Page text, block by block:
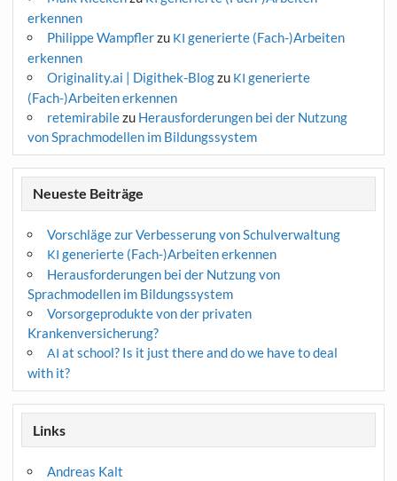
erkennen
Philippe Wampflerzu KI generierte (Fach-)Arbeiten
erkennen
Originality.ai | Digithek-Blogzu KI generierte
(Fach-)Arbeiten erkennen
retemirabilezu Herausforderungen bei der Nutzung
von Sprachmodellen im Bildungssystem
Neueste Beiträge
Vorschläge zur Verbesserung von Schulverwaltung
KI generierte (Fach-)Arbeiten erkennen
Herausforderungen bei der Nutzung von
Sprachmodellen im Bildungssystem
Vorsorgeprodukte von der privaten
Krankenversicherung?
AI at school? Is it just there and do we have to deal
with it?
Links
Andreas Kalt